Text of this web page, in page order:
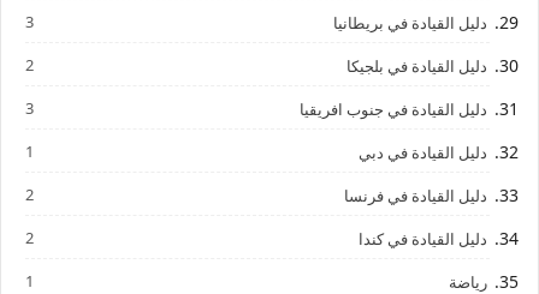
دليل القيادة في بريطانيا 3
دليل القيادة في بلجيكا 2
دليل القيادة في جنوب افريقيا 3
دليل القيادة في دبي 1
دليل القيادة في فرنسا 2
دليل القيادة في كندا 2
رياضة 1